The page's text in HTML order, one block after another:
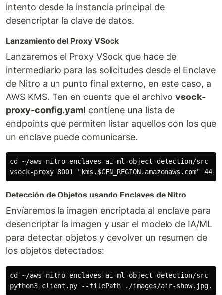
intento desde la instancia principal de
desencriptar la clave de datos.
Lanzamiento del Proxy VSock
Lanzaremos el Proxy VSock que hace de
intermediario para las solicitudes desde el Enclave
de Nitro a un punto final externo, en este caso, a
AWS KMS. Ten en cuenta que el archivo vsock-
proxy-config.yaml contiene una lista de
endpoints que permiten listar aquellos con los que
un enclave puede comunicarse.
cd ~/aws-nitro-enclaves-ai-ml-object-detection/src
Detección de Objetos usando Enclaves de Nitro
Envíaremos la imagen encriptada al enclave para
desencriptar la imagen y usar el modelo de IA/ML
para detectar objetos y devolver un resumen de
los objetos detectados:
cd ~/aws-nitro-enclaves-ai-ml-object-detection/src